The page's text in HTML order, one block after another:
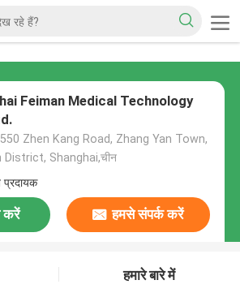
Feiman Medical Technology
Zhen Kang Road, Zhang Yan Town,
District, Shanghai,चीन
प्रदायक
करें हमसे संपर्क करें
हमारे बारे में